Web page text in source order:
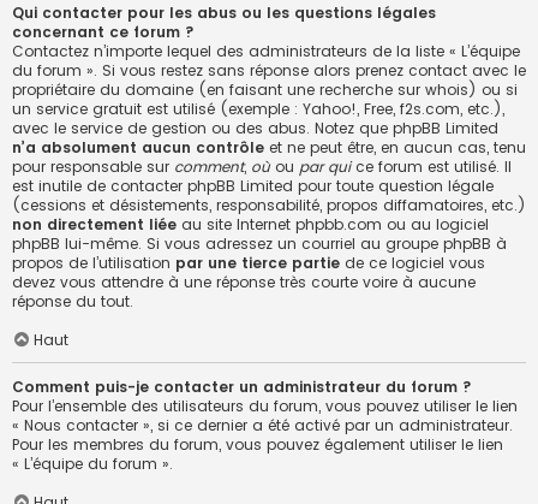
Qui contacter pour les abus ou les questions légales
concernant ce forum ?
Contactez n’importe lequel des administrateurs de la liste « L’équipe
du forum ». Si vous restez sans réponse alors prenez contact avec le
propriétaire du domaine (en faisant une recherche sur whois) ou si
un service gratuit est utilisé (exemple : Yahoo!, Free, f2s.com, etc.),
avec le service de gestion ou des abus. Notez que phpBB Limited
n’a absolument aucun contrôle et ne peut être, en aucun cas, tenu
pour responsable sur comment, oùou par quice forum est utilisé. Il
est inutile de contacter phpBB Limited pour toute question légale
(cessions et désistements, responsabilité, propos diffamatoires, etc.)
non directement liée au site Internet phpbb.com ou au logiciel
phpBB lui-même. Si vous adressez un courriel au groupe phpBB à
propos de l’utilisation par une tierce partie de ce logiciel vous
devez vous attendre à une réponse très courte voire à aucune
réponse du tout.
Haut
Comment puis-je contacter un administrateur du forum ?
Pour l’ensemble des utilisateurs du forum, vous pouvez utiliser le lien
« Nous contacter », si ce dernier a été activé par un administrateur.
Pour les membres du forum, vous pouvez également utiliser le lien
« L’équipe du forum ».